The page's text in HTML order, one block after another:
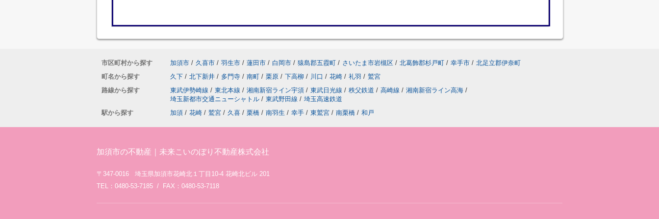
市区町村から探す 加須市 / 久喜市 / 羽生市 / 蓮田市 / 白岡市 / 猿島郡五霞町 / さいたま市岩槻区 / 北葛飾郡杉戸町 / 幸手市 / 北足立郡伊奈町
町名から探す
久下 / 北下新井 / 多門寺 / 南町 / 栗原 / 下高柳 / 川口 / 花崎 / 礼羽 / 鷲宮
路線から探す
東武伊勢崎線 / 東北本線 / 湘南新宿ライン宇須 / 東武日光線 / 秩父鉄道 / 高崎線 / 湘南新宿ライン高海 /
埼玉新都市交通ニューシャトル / 東武野田線 / 埼玉高速鉄道
駅から探す
加須 / 花崎 / 鷲宮 / 久喜 / 栗橋 / 南羽生 / 幸手 / 東鷲宮 / 南栗橋 / 和戸
加須市の不動産｜未来こいのぼり不動産株式会社
〒347-0016 埼玉県加須市花崎北１丁目10-4 花崎北ビル 201
TEL：0480-53-7185 / FAX：0480-53-7118